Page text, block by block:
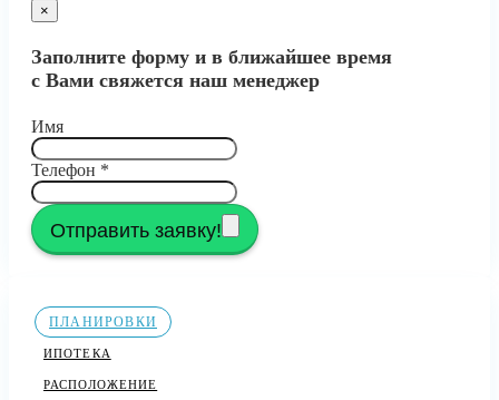
×
Заполните форму и в ближайшее время
с Вами свяжется наш менеджер
Имя
Телефон *
Отправить заявку!
ПЛАНИРОВКИ
ИПОТЕКА
РАСПОЛОЖЕНИЕ